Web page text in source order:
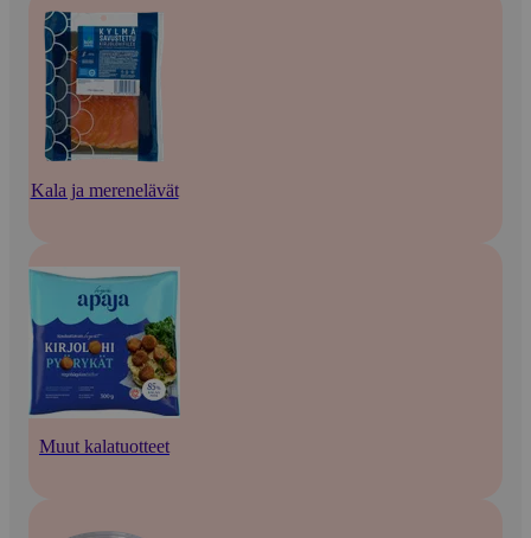
Kala ja merenelävät
Muut kalatuotteet